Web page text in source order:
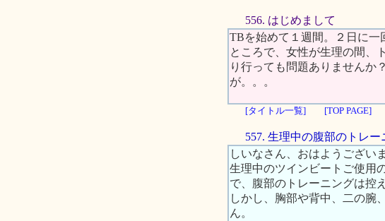
556. はじめまして
TBを始めて１週間。２日に一
ところで、女性が生理の間、
り行っても問題ありませんか
が。。。
[タイトル一覧] [TOP PAGE]
557. 生理中の腹部のトレー
しいなさん、おはようござい
生理中のツインビートご使用
で、腹部のトレーニングは控
しかし、胸部や背中、二の腕
ん。